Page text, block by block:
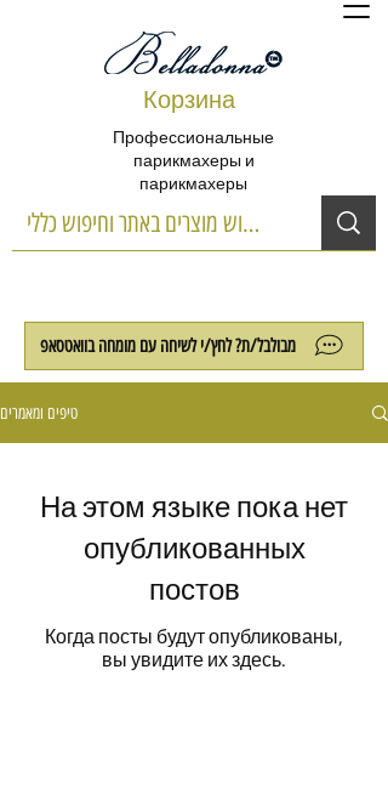
Корзина
Профессиональные
парикмахеры и
парикмахеры
מבולבל/ת? לחץ/י לשיחה עם מומחה בוואטסאפ
טיפים ומאמרים
На этом языке пока нет
опубликованных
постов
Когда посты будут опубликованы,
вы увидите их здесь.